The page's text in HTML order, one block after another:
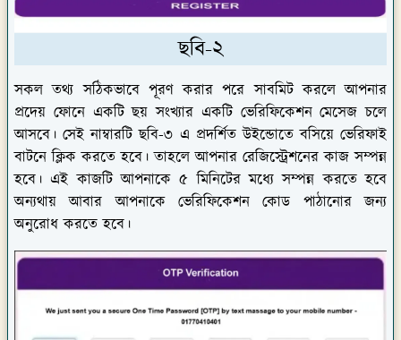
ছবি-২
সকল তথ্য সঠিকভাবে পূরণ করার পরে সাবমিট করলে আপনার
প্রদেয় ফোনে একটি ছয় সংখ্যার একটি ভেরিফিকেশন মেসেজ চলে
আসবে। সেই নাম্বারটি ছবি-৩ এ প্রদর্শিত উইন্ডোতে বসিয়ে ভেরিফাই
বাটনে ক্লিক করতে হবে। তাহলে আপনার রেজিস্ট্রেশনের কাজ সম্পন্ন
হবে। এই কাজটি আপনাকে ৫ মিনিটের মধ্যে সম্পন্ন করতে হবে
অন্যথায় আবার আপনাকে ভেরিফিকেশন কোড পাঠানোর জন্য
অনুরোধ করতে হবে।